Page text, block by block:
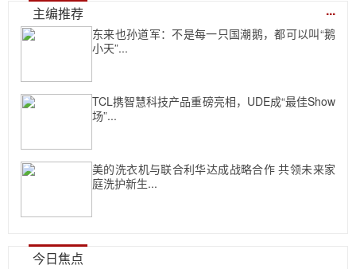
主编推荐
...
东来也孙道军：不是每一只国潮鹅，都可以叫“鹅
小天”...
TCL携智慧科技产品重磅亮相，UDE成“最佳Show
场”...
美的洗衣机与联合利华达成战略合作 共领未来家
庭洗护新生...
今日焦点